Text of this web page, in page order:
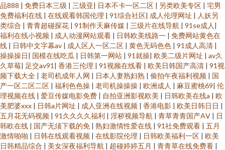
品888 | 免费日本三级 | 三级亚| 日本不卡一区二区 | 另类欧美专区 | 宅男
免费福利在线 | 在线观看韩国伦理 | 91综合社区| 成人伦理网址 | 人妖另
类综合 | 青青超碰探花 | 91制作天麻传媒 | 三级片在线导航 | 91se成人 |
福利在线小视频 | 成人动漫网站观看 | 日韩欧美线路一 | 免费网站黄色在
线 | 日韩中文字幕av | 成人区人一区二区 | 黄色无码色色 | 91成人高清 |
操操操日| 国模在线吃瓜 | 日韩第一网站 | 91就操| 欧美二级片网址 | av久
久草莓| 足交av91 | 香港三伦理 | 91视频在线看 | 欧美日韩国产高清 | 91视
频下载大全 | 老司机成年人网 | 日本人妻熟妇熟 | 偷拍午夜福利视频 | 国
产一区二区二区 | 福利色色操 | 老司机操操操 | 欧洲成人 | 麻豆蜜桃69| 伦
理视频在线 | 爱豆传媒电影免费 | 自拍亚洲影视欧美 | 日韩欧美在线a | 欧
美肥婆xxx | 日韩a片网址 | 成人亚洲在线视频 | 香港电影 | 欧美日韩日日 |
五月花无码视频 | 91久久久久福利 | 淫秽视频导航 | 青草青青国产AⅤ | 日
韩欧在线 | 国产无须下载的免 | 熟妇激情性爱在线 | 91社免费观看 | 五月
激情啪啪 | 日韩在线观看视频 | 在线影院伦理 | 日韩欧美福利一区 | 欧美
日韩精品综合 | 美女深夜福利导航 | 超碰婷婷五月 | 青青草在线免费看 |